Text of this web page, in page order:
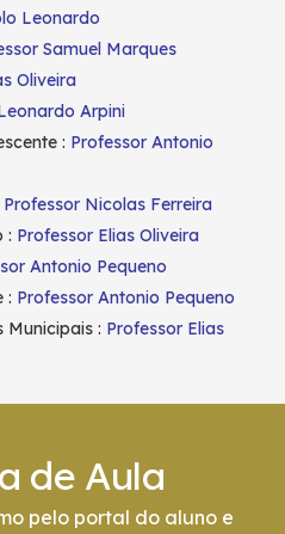
Leonardo
Samuel Marques
Oliveira
Arpini
: Professor Antonio
Professor Nicolas Ferreira
: Professor Elias Oliveira
Antonio Pequeno
: Professor Antonio Pequeno
Municipais : Professor Elias
de Aula
pelo portal do aluno e